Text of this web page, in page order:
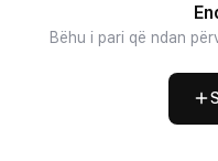
Bëhu i pari që ndan